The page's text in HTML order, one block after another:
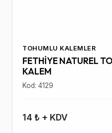
TOHUMLU KALEMLER
FETHİYE NATUREL
KALEM
Kod: 4129
14 ₺ + KDV